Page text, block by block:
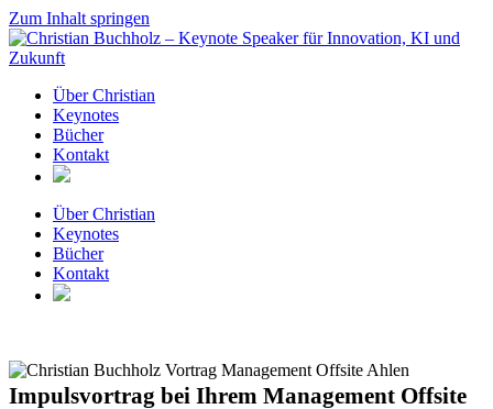
Zum Inhalt springen
Über Christian
Keynotes
Bücher
Kontakt
Über Christian
Keynotes
Bücher
Kontakt
Impulsvortrag bei Ihrem Management Offsite